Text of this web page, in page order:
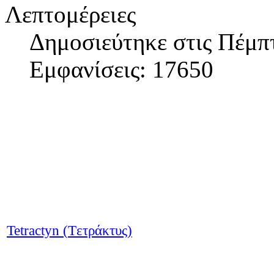
Λεπτομέρειες
Δημοσιεύτηκε στις
Εμφανίσεις: 17650
Tetractyn (Tετράκτυς)